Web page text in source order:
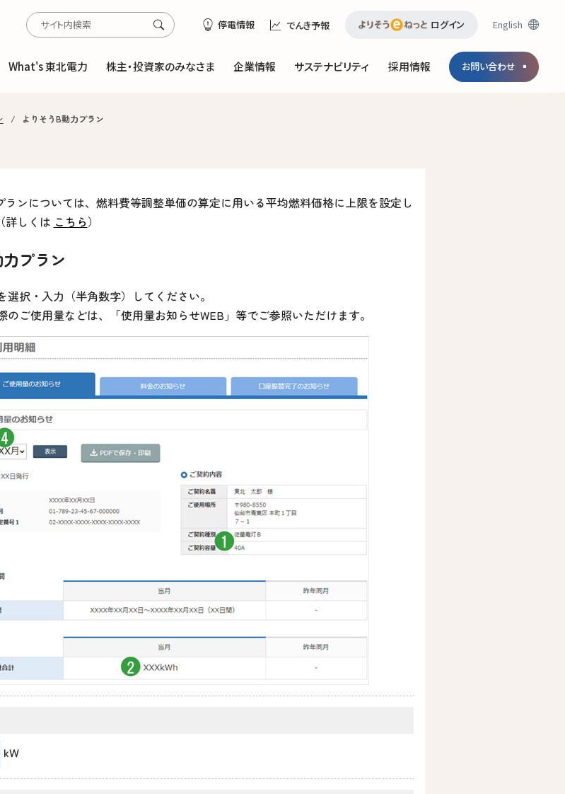
English
停電情報 でんき予報 ログイン
What's 東北電力 株主・投資家のみなさま 企業情報 サステナビリティ 採用情報 お問い合わせ
よりそうB動力プラン
ンについては、燃料費等調整単価の算定に用いる平均燃料価格に上限を設定し
詳しくは こちら）
プラン
選択・入力（半角数字）してください。
のご使用量などは、「使用量お知らせWEB」等でご参照いただけます。
kW